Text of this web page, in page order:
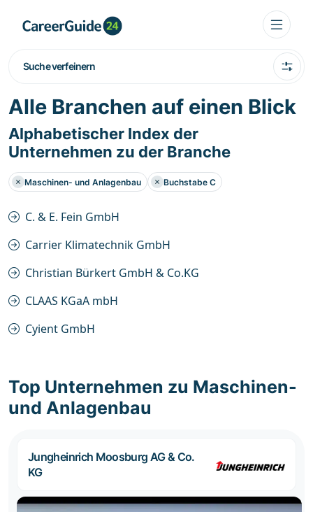
Suche verfeinern
Alle Branchen auf einen Blick
Alphabetischer Index der
Unternehmen zu der Branche
Maschinen- und Anlagenbau Buchstabe C
C. & E. Fein GmbH
Carrier Klimatechnik GmbH
Christian Bürkert GmbH & Co.KG
CLAAS KGaA mbH
Cyient GmbH
Top Unternehmen zu Maschinen-
und Anlagenbau
Jungheinrich Moosburg AG & Co.
KG